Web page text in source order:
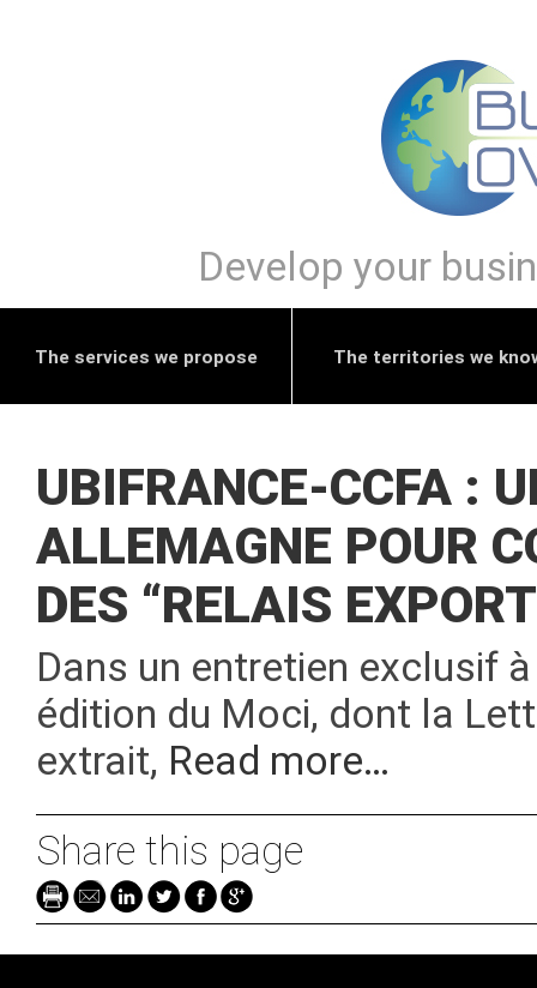
Develop your
The services we propose The territories we
UBIFRANCE-CCFA :
ALLEMAGNE POUR
DES “RELAIS
Dans un entretien exclusif
édition du Moci, dont la
extrait, Read more…
Share this page